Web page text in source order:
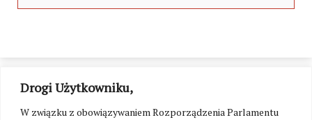
Drogi Użytkowniku,
W związku z obowiązywaniem Rozporządzenia Parlamentu